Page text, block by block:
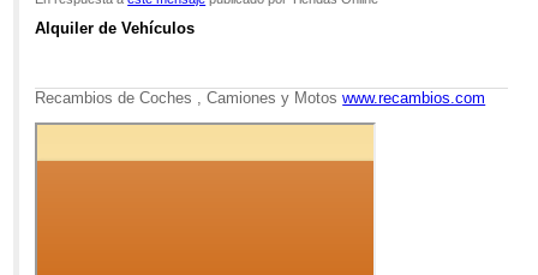
Alquiler de Vehículos
Recambios de Coches , Camiones y Motoswww.recambios.com